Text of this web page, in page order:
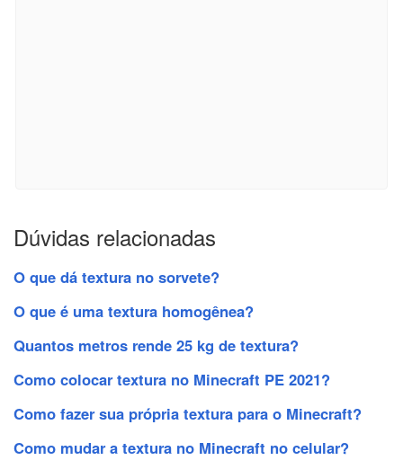
Dúvidas relacionadas
O que dá textura no sorvete?
O que é uma textura homogênea?
Quantos metros rende 25 kg de textura?
Como colocar textura no Minecraft PE 2021?
Como fazer sua própria textura para o Minecraft?
Como mudar a textura no Minecraft no celular?